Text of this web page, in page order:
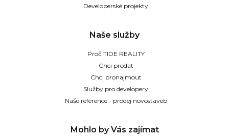
Developerské projekty
Naše služby
Proč TIDE REALITY
Chci prodat
Chci pronajmout
Služby pro developery
Naše reference - prodej novostaveb
Mohlo by Vás zajímat